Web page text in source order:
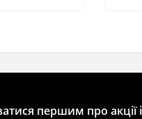
першим про акції